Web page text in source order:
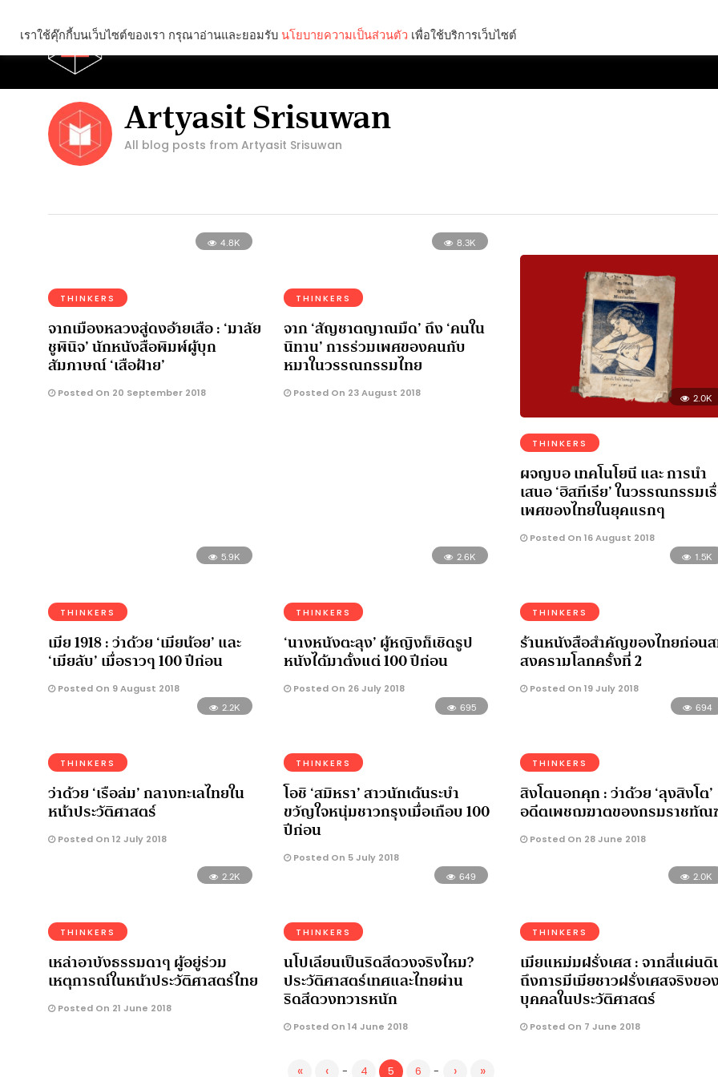
Artyasit Srisuwan
All blog posts from Artyasit Srisuwan
4.8K
THINKERS
จากเมืองหลวงสู่ดงอ้ายเสือ : ‘มาลัย
ชูพินิจ’ นักหนังสือพิมพ์ผู้บุก
สัมภาษณ์ ‘เสือฝ้าย’
Posted On 20 September 2018
8.3K
THINKERS
จาก ‘สัญชาตญาณมืด’ ถึง ‘คนใน
นิทาน’ การร่วมเพศของคนกับ
หมาในวรรณกรรมไทย
Posted On 23 August 2018 2.0K
THINKERS
ผจญบอ เทคโนโยนี และ การนำ
เสนอ ‘ฮิสทีเรีย’ ในวรรณกรรมเ
เพศของไทยในยุคแรกๆ
Posted On 16 August 2018
5.9K
THINKERS
เมีย 1918 : ว่าด้วย ‘เมียน้อย’ และ
‘เมียลับ’ เมื่อราวๆ 100 ปีก่อน
Posted On 9 August 2018
2.6K
THINKERS
‘นางหนังตะลุง’ ผู้หญิงก็เชิดรูป
หนังได้มาตั้งแต่ 100 ปีก่อน
Posted On 26 July 2018
1.5K
THINKERS
ร้านหนังสือสำคัญของไทยก่อน
สงครามโลกครั้งที่ 2
Posted On 19 July 2018
2.2K
THINKERS
ว่าด้วย ‘เรือล่ม’ กลางทะเลไทยใน
หน้าประวัติศาสตร์
Posted On 12 July 2018
695
THINKERS
โอชิ ‘สมิหรา’ สาวนักเต้นระบำ
ขวัญใจหนุ่มชาวกรุงเมื่อเกือบ 100
ปีก่อน
Posted On 5 July 2018
694
THINKERS
สิงโตนอกคุก : ว่าด้วย ‘ลุงสิงโต’
อดีตเพชฌฆาตของกรมราชทั
Posted On 28 June 2018
2.2K
THINKERS
เหล่าอาบังธรรมดาๆ ผู้อยู่ร่วม
เหตุการณ์ในหน้าประวัติศาสตร์ไทย
Posted On 21 June 2018
649
THINKERS
นโปเลียนเป็นริดสีดวงจริงไหม?
ประวัติศาสตร์เทศและไทยผ่าน
ริดสีดวงทวารหนัก
Posted On 14 June 2018
2.0K
THINKERS
เมียแหม่มฝรั่งเศส : จากสี่แผ่น
ถึงการมีเมียชาวฝรั่งเศสจริงขอ
บุคคลในประวัติศาสตร์
Posted On 7 June 2018
« ‹ - 4 5 6 - › »
เราใช้คุ๊กกี้บนเว็บไซต์ของเรา กรุณาอ่านและยอมรับ นโยบายความเป็นส่วนตัว เพื่อใช้บริการเว็บไซต์